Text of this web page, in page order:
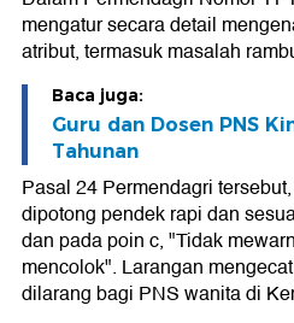
mengatur secara detail
atribut, termasuk masalah
Baca juga:
Guru dan Dosen PNS
Tahunan
Pasal 24 Permendagri
dipotong pendek rapi dan
dan pada poin c, "Tidak
mencolok". Larangan
dilarang bagi PNS wanita di